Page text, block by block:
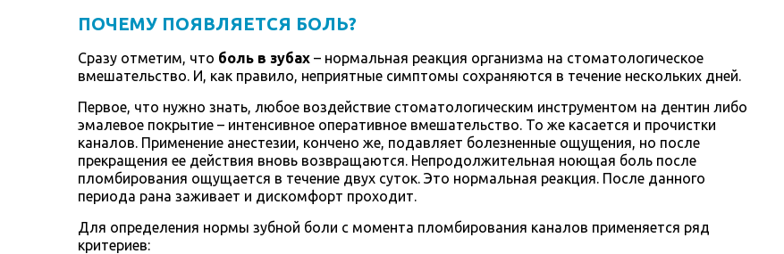
ПОЧЕМУ ПОЯВЛЯЕТСЯ БОЛЬ?
Сразу отметим, что боль в зубах – нормальная реакция организма на стоматологическое
вмешательство. И, как правило, неприятные симптомы сохраняются в течение нескольких дней.
Первое, что нужно знать, любое воздействие стоматологическим инструментом на дентин либо
эмалевое покрытие – интенсивное оперативное вмешательство. То же касается и прочистки
каналов. Применение анестезии, кончено же, подавляет болезненные ощущения, но после
прекращения ее действия вновь возвращаются. Непродолжительная ноющая боль после
пломбирования ощущается в течение двух суток. Это нормальная реакция. После данного
периода рана заживает и дискомфорт проходит.
Для определения нормы зубной боли с момента пломбирования каналов применяется ряд
критериев: